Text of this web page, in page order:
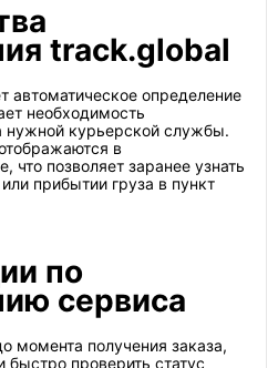
track.global
автоматическое определение
необходимость
нужной курьерской службы.
в
что позволяет заранее узнать
прибытии груза в пункт
по
сервиса
момента получения заказа,
проверить статус